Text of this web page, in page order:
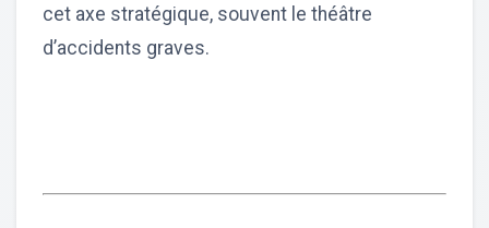
cet axe stratégique, souvent le théâtre
d’accidents graves.